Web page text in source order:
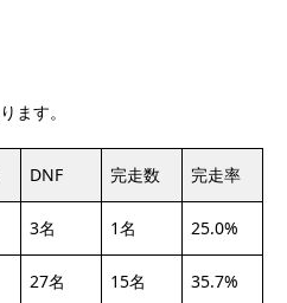
ます。
DNF 完走数 完走率
3名 1名 25.0%
27名 15名 35.7%